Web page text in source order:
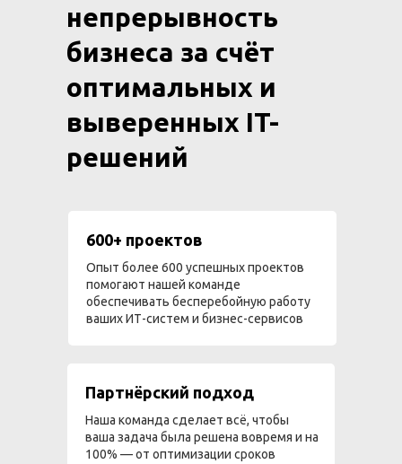
непрерывность
бизнеса за счёт
оптимальных и
выверенных IT-
решений
600+ проектов
Опыт более 600 успешных проектов
помогают нашей команде
обеспечивать бесперебойную работу
ваших ИТ-систем и бизнес-сервисов
Партнёрский подход
Наша команда сделает всё, чтобы
ваша задача была решена вовремя и на
100% — от оптимизации сроков